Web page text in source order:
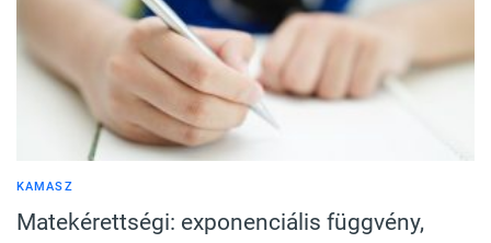
KAMASZ
Matekérettségi: exponenciális függvény,